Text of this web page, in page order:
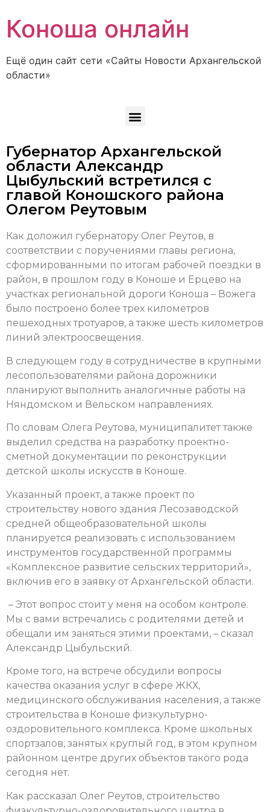
Коноша онлайн
Ещё один сайт сети «Сайты Новости Архангельской
области»
Губернатор Архангельской
области Александр
Цыбульский встретился с
главой Коношского района
Олегом Реутовым
Как доложил губернатору Олег Реутов, в
соответствии с поручениями главы региона,
сформированными по итогам рабочей поездки в
район, в прошлом году в Коноше и Ерцево на
участках региональной дороги Коноша – Вожега
было построено более трех километров
пешеходных тротуаров, а также шесть километров
линий электроосвещения.
В следующем году в сотрудничестве в крупными
лесопользователями района дорожники
планируют выполнить аналогичные работы на
Няндомском и Вельском направлениях.
По словам Олега Реутова, муниципалитет также
выделил средства на разработку проектно-
сметной документации по реконструкции
детской школы искусств в Коноше.
Указанный проект, а также проект по
строительству нового здания Лесозаводской
средней общеобразовательной школы
планируется реализовать с использованием
инструментов государственной программы
«Комплексное развитие сельских территорий»,
включив его в заявку от Архангельской области.
– Этот вопрос стоит у меня на особом контроле.
Мы с вами встречались с родителями детей и
обещали им заняться этими проектами, – сказал
Александр Цыбульский.
Кроме того, на встрече обсудили вопросы
качества оказания услуг в сфере ЖКХ,
медицинского обслуживания населения, а также
строительства в Коноше физкультурно-
оздоровительного комплекса. Кроме школьных
спортзалов, занятых круглый год, в этом крупном
районном центре других объектов такого рода
сегодня нет.
Как рассказал Олег Реутов, строительство